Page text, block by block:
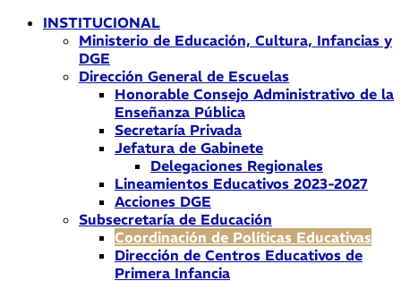
INSTITUCIONAL
Ministerio de Educación, Cultura, Infancias y
DGE
Dirección General de Escuelas
Honorable Consejo Administrativo de la
Enseñanza Pública
Secretaría Privada
Jefatura de Gabinete
Delegaciones Regionales
Lineamientos Educativos 2023-2027
Acciones DGE
Subsecretaría de Educación
Coordinación de Políticas Educativas
Dirección de Centros Educativos de
Primera Infancia